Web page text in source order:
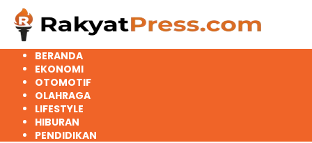
Langsung
konten
BERANDA
EKONOMI
OTOMOTIF
OLAHRAGA
LIFESTYLE
HIBURAN
PENDIDIKAN